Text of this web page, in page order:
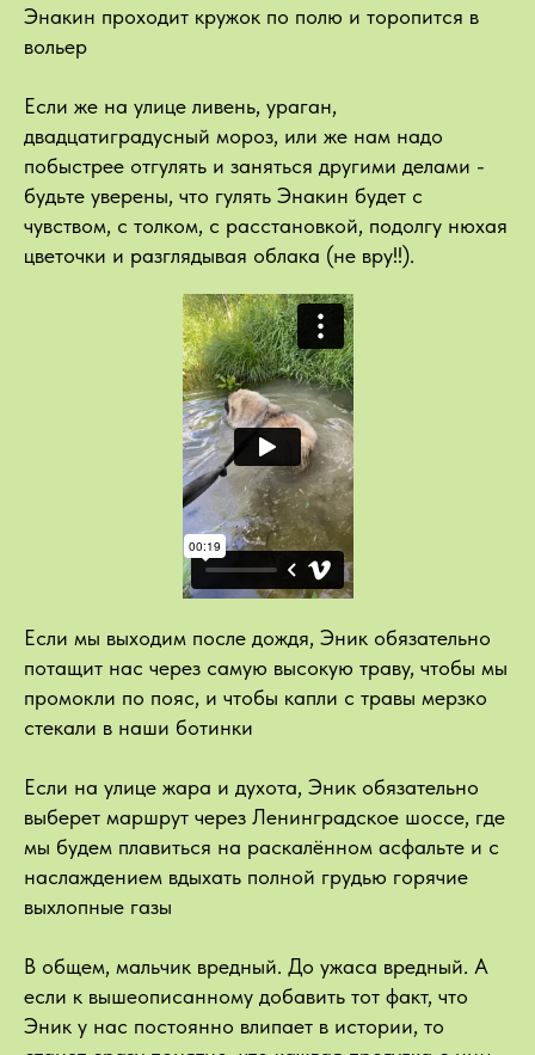
Энакин проходит кружок по полю и торопится в
вольер
Если же на улице ливень, ураган,
двадцатиградусный мороз, или же нам надо
побыстрее отгулять и заняться другими делами -
будьте уверены, что гулять Энакин будет с
чувством, с толком, с расстановкой, подолгу нюхая
цветочки и разглядывая облака (не вру!!).
Если мы выходим после дождя, Эник обязательно
потащит нас через самую высокую траву, чтобы мы
промокли по пояс, и чтобы капли с травы мерзко
стекали в наши ботинки
Если на улице жара и духота, Эник обязательно
выберет маршрут через Ленинградское шоссе, где
мы будем плавиться на раскалённом асфальте и с
наслаждением вдыхать полной грудью горячие
выхлопные газы
В общем, мальчик вредный. До ужаса вредный. А
если к вышеописанному добавить тот факт, что
Эник у нас постоянно влипает в истории, то